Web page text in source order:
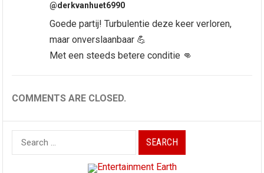
@derkvanhuet6990
Goede partij! Turbulentie deze keer verloren,
maar onverslaanbaar 💪
Met een steeds betere conditie 👊
COMMENTS ARE CLOSED.
Search
for: